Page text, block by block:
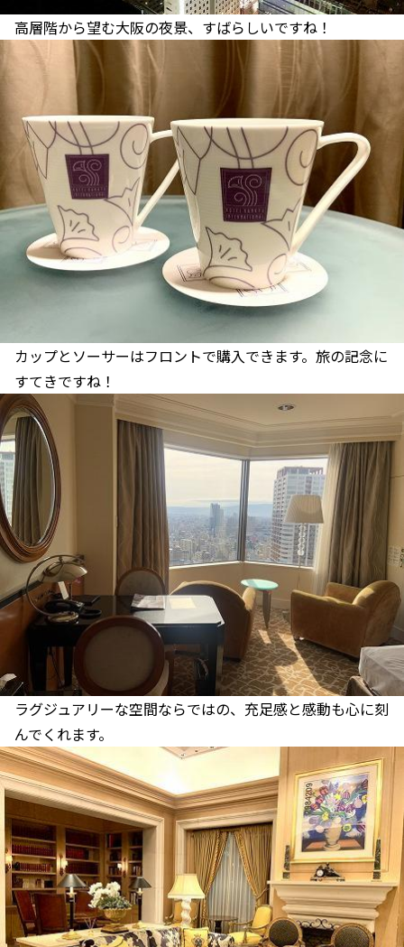
高層階から望む大阪の夜景、すばらしいですね！
カップとソーサーはフロントで購入できます。旅の記念に
すてきですね！
ラグジュアリーな空間ならではの、充足感と感動も心に刻
んでくれます。